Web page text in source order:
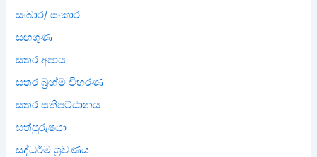
සංඛාර/ සංකාර
සඟගුණ
සතර අපාය
සතර බ්‍රහ්ම විහරණ
සතර සතිපට්ඨානය
සත්පුරුෂයා
සද්ධර්ම ශ්‍රවණය